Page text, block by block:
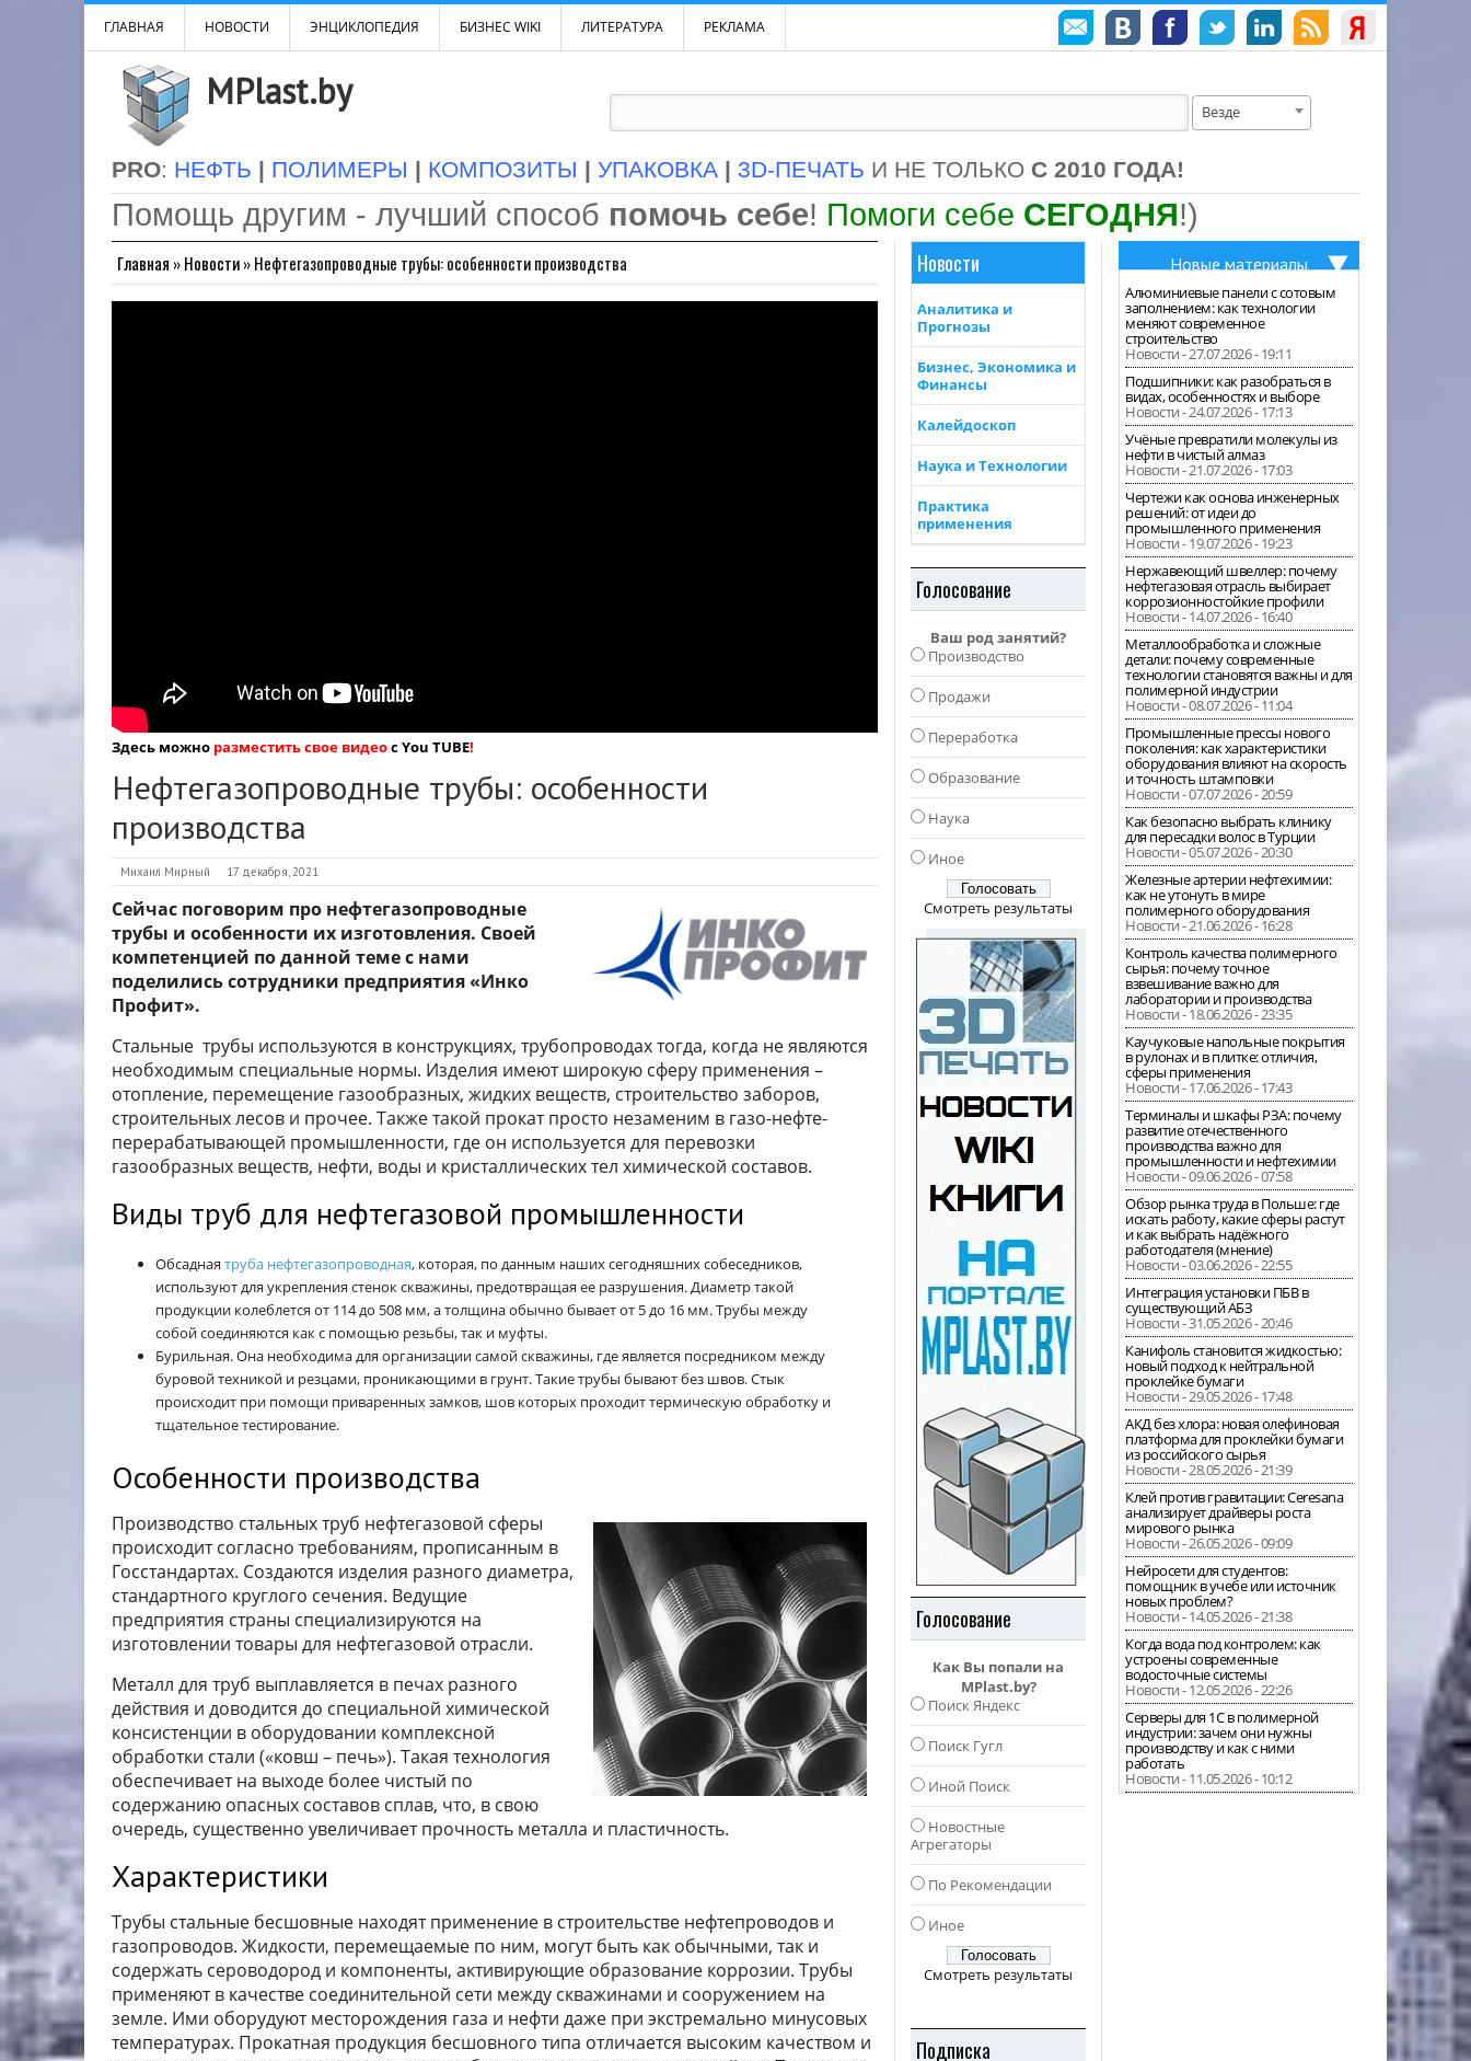
ГЛАВНАЯ НОВОСТИ ЭНЦИКЛОПЕДИЯ БИЗНЕС WIKI ЛИТЕРАТУРА РЕКЛАМА
MPlast.by Везде
PRO: НЕФТЬ | ПОЛИМЕРЫ | КОМПОЗИТЫ | УПАКОВКА | 3D-ПЕЧАТЬ И НЕ ТОЛЬКО С 2010 ГОДА!
Помощь другим - лучший способ помочь себе! Помоги себе СЕГОДНЯ!)
Главная »Новости»Нефтегазопроводные трубы: особенности производства
Здесь можно разместить свое видеос You TUBE!
Нефтегазопроводные трубы: особенности
производства
Михаил Мирный 17 декабря, 2021
Сейчас поговорим про нефтегазопроводные
трубы и особенности их изготовления. Своей
компетенцией по данной теме с нами
поделились сотрудники предприятия «Инко
Профит».
Стальные трубы используются в конструкциях, трубопроводах тогда, когда не являются
необходимым специальные нормы. Изделия имеют широкую сферу применения –
отопление, перемещение газообразных, жидких веществ, строительство заборов,
строительных лесов и прочее. Также такой прокат просто незаменим в газо-нефте-
перерабатывающей промышленности, где он используется для перевозки
газообразных веществ, нефти, воды и кристаллических тел химической составов.
Виды труб для нефтегазовой промышленности
Обсадная труба нефтегазопроводная, которая, по данным наших сегодняшних собеседников,
используют для укрепления стенок скважины, предотвращая ее разрушения. Диаметр такой
продукции колеблется от 114 до 508 мм, а толщина обычно бывает от 5 до 16 мм. Трубы между
собой соединяются как с помощью резьбы, так и муфты.
Бурильная. Она необходима для организации самой скважины, где является посредником между
буровой техникой и резцами, проникающими в грунт. Такие трубы бывают без швов. Стык
происходит при помощи приваренных замков, шов которых проходит термическую обработку и
тщательное тестирование.
Особенности производства
Производство стальных труб нефтегазовой сферы
происходит согласно требованиям, прописанным в
Госстандартах. Создаются изделия разного диаметра,
стандартного круглого сечения. Ведущие
предприятия страны специализируются на
изготовлении товары для нефтегазовой отрасли.
Металл для труб выплавляется в печах разного
действия и доводится до специальной химической
консистенции в оборудовании комплексной
обработки стали («ковш – печь»). Такая технология
обеспечивает на выходе более чистый по
содержанию опасных составов сплав, что, в свою
очередь, существенно увеличивает прочность металла и пластичность.
Характеристики
Трубы стальные бесшовные находят применение в строительстве нефтепроводов и
газопроводов. Жидкости, перемещаемые по ним, могут быть как обычными, так и
содержать сероводород и компоненты, активирующие образование коррозии. Трубы
применяют в качестве соединительной сети между скважинами и сооружением на
земле. Ими оборудуют месторождения газа и нефти даже при экстремально минусовых
температурах. Прокатная продукция бесшовного типа отличается высоким качеством и
Новости
Аналитика и
Прогнозы
Бизнес, Экономика и
Финансы
Калейдоскоп
Наука и Технологии
Практика
применения
Голосование
Ваш род занятий?
Производство
Продажи
Переработка
Образование
Наука
Иное
Смотреть результаты
Голосование
Как Вы попали на
MPlast.by?
Поиск Яндекс
Поиск Гугл
Иной Поиск
Новостные
Агрегаторы
По Рекомендации
Иное
Смотреть результаты
Подписка
Новые материалы
Алюминиевые панели с сотовым
заполнением: как технологии
меняют современное
строительство
Новости - 27.07.2026 - 19:11
Подшипники: как разобраться в
видах, особенностях и выборе
Новости - 24.07.2026 - 17:13
Учёные превратили молекулы из
нефти в чистый алмаз
Новости - 21.07.2026 - 17:03
Чертежи как основа инженерных
решений: от идеи до
промышленного применения
Новости - 19.07.2026 - 19:23
Нержавеющий швеллер: почему
нефтегазовая отрасль выбирает
коррозионностойкие профили
Новости - 14.07.2026 - 16:40
Металлообработка и сложные
детали: почему современные
технологии становятся важны и для
полимерной индустрии
Новости - 08.07.2026 - 11:04
Промышленные прессы нового
поколения: как характеристики
оборудования влияют на скорость
и точность штамповки
Новости - 07.07.2026 - 20:59
Как безопасно выбрать клинику
для пересадки волос в Турции
Новости - 05.07.2026 - 20:30
Железные артерии нефтехимии:
как не утонуть в мире
полимерного оборудования
Новости - 21.06.2026 - 16:28
Контроль качества полимерного
сырья: почему точное
взвешивание важно для
лаборатории и производства
Новости - 18.06.2026 - 23:35
Каучуковые напольные покрытия
в рулонах и в плитке: отличия,
сферы применения
Новости - 17.06.2026 - 17:43
Терминалы и шкафы РЗА: почему
развитие отечественного
производства важно для
промышленности и нефтехимии
Новости - 09.06.2026 - 07:58
Обзор рынка труда в Польше: где
искать работу, какие сферы растут
и как выбрать надёжного
работодателя (мнение)
Новости - 03.06.2026 - 22:55
Интеграция установки ПБВ в
существующий АБЗ
Новости - 31.05.2026 - 20:46
Канифоль становится жидкостью:
новый подход к нейтральной
проклейке бумаги
Новости - 29.05.2026 - 17:48
АКД без хлора: новая олефиновая
платформа для проклейки бумаги
из российского сырья
Новости - 28.05.2026 - 21:39
Клей против гравитации: Ceresana
анализирует драйверы роста
мирового рынка
Новости - 26.05.2026 - 09:09
Нейросети для студентов:
помощник в учебе или источник
новых проблем?
Новости - 14.05.2026 - 21:38
Когда вода под контролем: как
устроены современные
водосточные системы
Новости - 12.05.2026 - 22:26
Серверы для 1С в полимерной
индустрии: зачем они нужны
производству и как с ними
работать
Новости - 11.05.2026 - 10:12